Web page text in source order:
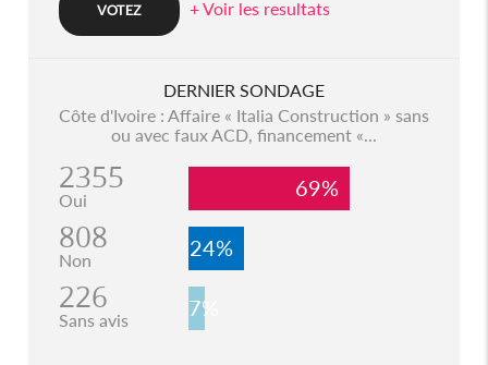
+ Voir les resultats
DERNIER SONDAGE
Côte d'Ivoire : Affaire « Italia Construction » sans
ou avec faux ACD, financement «...
2355
Oui 69%
808
Non 24%
226
Sans avis 7%